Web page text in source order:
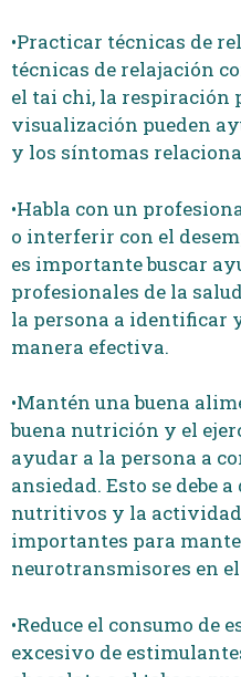
•Practicar técnicas de
técnicas de relajación
el tai chi, la respiración
visualización pueden
y los síntomas
•Habla con un
o interferir con el
es importante buscar
profesionales de la
la persona a identificar
manera efectiva.
•Mantén una buena
buena nutrición y el
ayudar a la persona a
ansiedad. Esto se debe
nutritivos y la actividad
importantes para
neurotransmisores en el
•Reduce el consumo de
excesivo de